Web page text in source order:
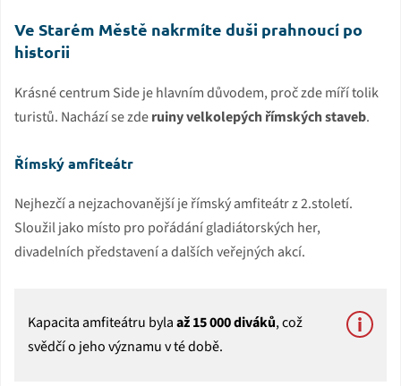
Ve Starém Městě nakrmíte duši prahnoucí po
historii
Krásné centrum Side je hlavním důvodem, proč zde míří tolik
turistů. Nachází se zderuiny velkolepých římských staveb.
Římský amfiteátr
Nejhezčí a nejzachovanější je římský amfiteátr z 2.století.
Sloužil jako místo pro pořádání gladiátorských her,
divadelních představení a dalších veřejných akcí.
Kapacita amfiteátru bylaaž 15 000 diváků, což
svědčí o jeho významu v té době.